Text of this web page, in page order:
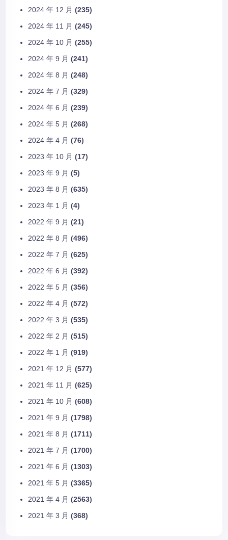
2024 年 12 月 (235)
2024 年 11 月 (245)
2024 年 10 月 (255)
2024 年 9 月 (241)
2024 年 8 月 (248)
2024 年 7 月 (329)
2024 年 6 月 (239)
2024 年 5 月 (268)
2024 年 4 月 (76)
2023 年 10 月 (17)
2023 年 9 月 (5)
2023 年 8 月 (635)
2023 年 1 月 (4)
2022 年 9 月 (21)
2022 年 8 月 (496)
2022 年 7 月 (625)
2022 年 6 月 (392)
2022 年 5 月 (356)
2022 年 4 月 (572)
2022 年 3 月 (535)
2022 年 2 月 (515)
2022 年 1 月 (919)
2021 年 12 月 (577)
2021 年 11 月 (625)
2021 年 10 月 (608)
2021 年 9 月 (1798)
2021 年 8 月 (1711)
2021 年 7 月 (1700)
2021 年 6 月 (1303)
2021 年 5 月 (3365)
2021 年 4 月 (2563)
2021 年 3 月 (368)